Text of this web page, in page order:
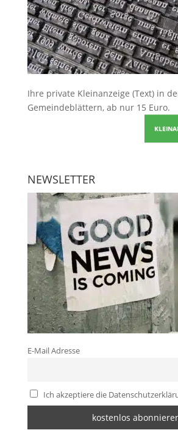
Ihre private Kleinanzeige (Text) in
Gemeindeblättern, ab nur 15 Euro.
NEWSLETTER
E-Mail Adresse
Ich akzeptiere die